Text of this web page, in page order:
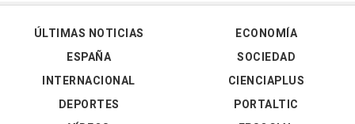
ÚLTIMAS NOTICIAS
ESPAÑA
INTERNACIONAL
DEPORTES
ECONOMÍA
SOCIEDAD
CIENCIAPLUS
PORTALTIC